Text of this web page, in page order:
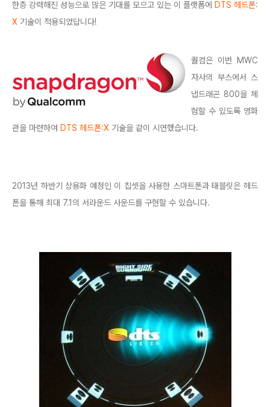
한층 강력해진 성능으로 많은 기대를 모으고 있는 이 플랫폼에
DTS 헤드폰:
X 기술이 적용되었답니다!
퀄컴은 이번 MWC
자사의 부스에서 스
냅드래곤 800을 체
험할 수 있도록 영화
관을 마련하여 DTS 헤드폰:X 기술을 같이 시연했습니다.
2013년 하반기 상용화 예정인 이 칩셋을 사용한 스마트폰과 태블릿은 헤드
폰을 통해 최대 7.1의 서라운드 사운드를 구현할 수 있습니다.